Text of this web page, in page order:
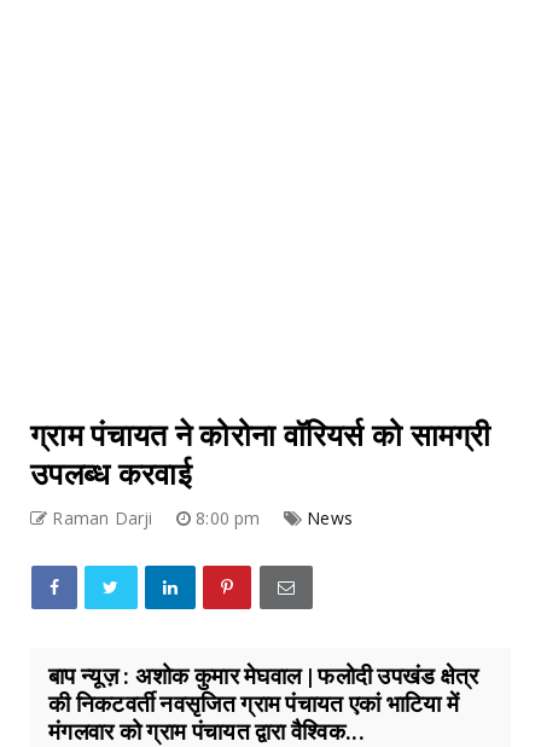
ग्राम पंचायत ने कोरोना वाॅरियर्स को सामग्री
उपलब्ध करवाई
Raman Darji 8:00 pm News
बाप न्यूज़ : अशोक कुमार मेघवाल | फलोदी उपखंड क्षेत्र
की निकटवर्ती नवसृजित ग्राम पंचायत एकां भाटिया में
मंगलवार को ग्राम पंचायत द्वारा वैश्विक...